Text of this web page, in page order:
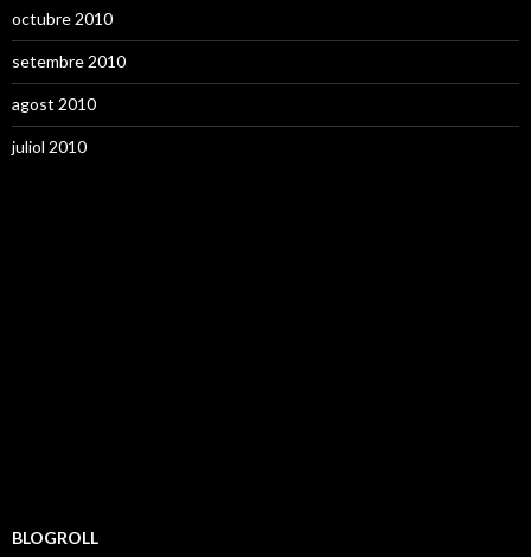
octubre 2010
setembre 2010
agost 2010
juliol 2010
BLOGROLL